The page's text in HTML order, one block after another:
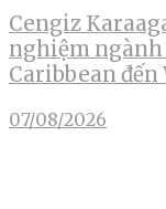
Cengiz
nghiệm ngành
Caribbean đến
07/08/2026